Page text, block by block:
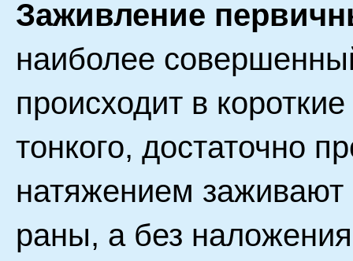
Заживление
наиболее
происходит в
тонкого, достаточно
натяжением заживают
раны, а без